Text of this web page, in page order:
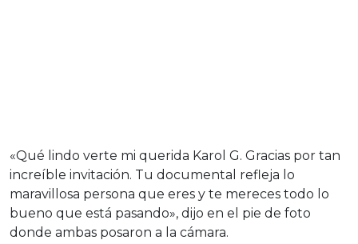
«Qué lindo verte mi querida Karol G. Gracias por tan
increíble invitación. Tu documental refleja lo
maravillosa persona que eres y te mereces todo lo
bueno que está pasando», dijo en el pie de foto
donde ambas posaron a la cámara.